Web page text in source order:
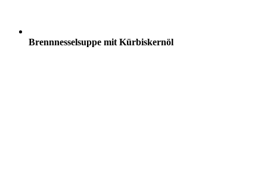
Brennnesselsuppe mit Kürbiskernöl